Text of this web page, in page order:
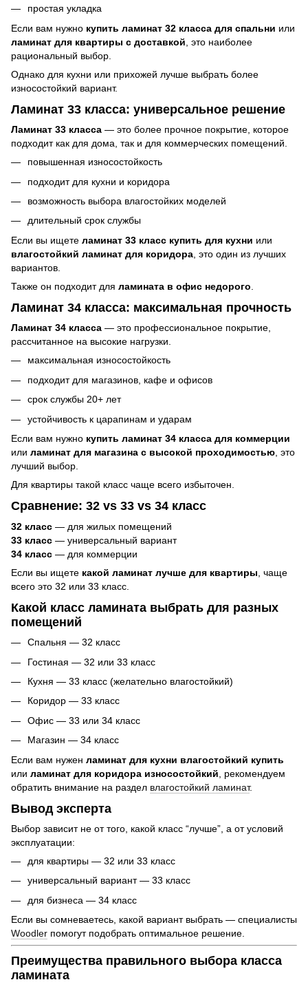
простая укладка
Если вам нужно купить ламинат 32 класса для спальни или
ламинат для квартиры с доставкой , это наиболее
рациональный выбор.
Однако для кухни или прихожей лучше выбрать более
износостойкий вариант.
Ламинат 33 класса: универсальное решение
Ламинат 33 класса — это более прочное покрытие, которое
подходит как для дома, так и для коммерческих помещений.
повышенная износостойкость
подходит для кухни и коридора
возможность выбора влагостойких моделей
длительный срок службы
Если вы ищете ламинат 33 класс купить для кухни или
влагостойкий ламинат для коридора , это один из лучших
вариантов.
Также он подходит для ламината в офис недорого
Ламинат 34 класса: максимальная прочность
Ламинат 34 класса — это профессиональное покрытие,
рассчитанное на высокие нагрузки.
максимальная износостойкость
подходит для магазинов, кафе и офисов
срок службы 20+ лет
устойчивость к царапинам и ударам
Если вам нужно купить ламинат 34 класса для коммерции
или ламинат для магазина с высокой проходимостью , это
лучший выбор.
Для квартиры такой класс чаще всего избыточен.
Сравнение: 32 vs 33 vs 34 класс
32 класс — для жилых помещений
33 класс — универсальный вариант
34 класс — для коммерции
Если вы ищете какой ламинат лучше для квартиры , чаще
всего это 32 или 33 класс.
Какой класс ламината выбрать для разных
помещений
Спальня — 32 класс
Гостиная — 32 или 33 класс
Кухня — 33 класс (желательно влагостойкий)
Коридор — 33 класс
Офис — 33 или 34 класс
Магазин — 34 класс
Если вам нужен ламинат для кухни влагостойкий купить
или ламинат для коридора износостойкий , рекомендуем
обратить внимание на раздел влагостойкий ламинат.
Вывод эксперта
Выбор зависит не от того, какой класс “лучше”, а от условий
эксплуатации:
для квартиры — 32 или 33 класс
универсальный вариант — 33 класс
для бизнеса — 34 класс
Если вы сомневаетесь, какой вариант выбрать — специалисты
Woodler помогут подобрать оптимальное решение.
Преимущества правильного выбора класса
ламината